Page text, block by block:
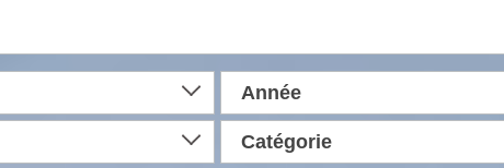
Année
Catégorie